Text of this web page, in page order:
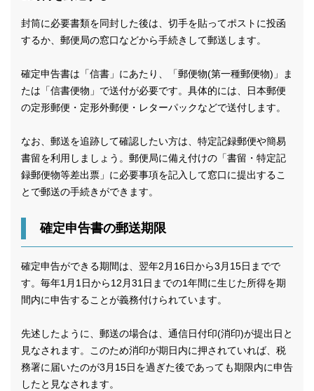
封筒に必要書類を同封した後は、切手を貼ってポストに投函
するか、郵便局の窓口などから手続きして郵送します。
確定申告書は「信書」にあたり、「郵便物(第一種郵便物)」ま
たは「信書便物」で送付が必要です。具体的には、日本郵便
の定形郵便・定形外郵便・レターパックなどで送付します。
なお、郵送を追跡して確認したい方は、特定記録郵便や簡易
書留を利用しましょう。郵便局に備え付けの「書留・特定記
録郵便物等差出票」に必要事項を記入して窓口に提出するこ
とで郵送の手続きができます。
確定申告書の郵送期限
確定申告ができる期間は、翌年2月16日から3月15日までで
す。毎年1月1日から12月31日までの1年間に生じた所得を期
間内に申告することが義務付けられています。
先述したように、郵送の場合は、通信日付印(消印)が提出日と
見なされます。このため消印が期日内に押されていれば、税
務署に届いたのが3月15日を過ぎた後であっても期限内に申告
したと見なされます。